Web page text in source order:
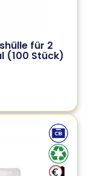
für 2
(100 Stück)